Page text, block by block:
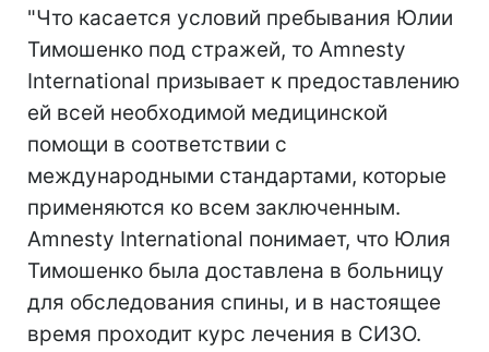
"Что касается условий пребывания Юлии
Тимошенко под стражей, то Amnesty
International призывает к предоставлению
ей всей необходимой медицинской
помощи в соответствии с
международными стандартами, которые
применяются ко всем заключенным.
Amnesty International понимает, что Юлия
Тимошенко была доставлена в больницу
для обследования спины, и в настоящее
время проходит курс лечения в СИЗО.